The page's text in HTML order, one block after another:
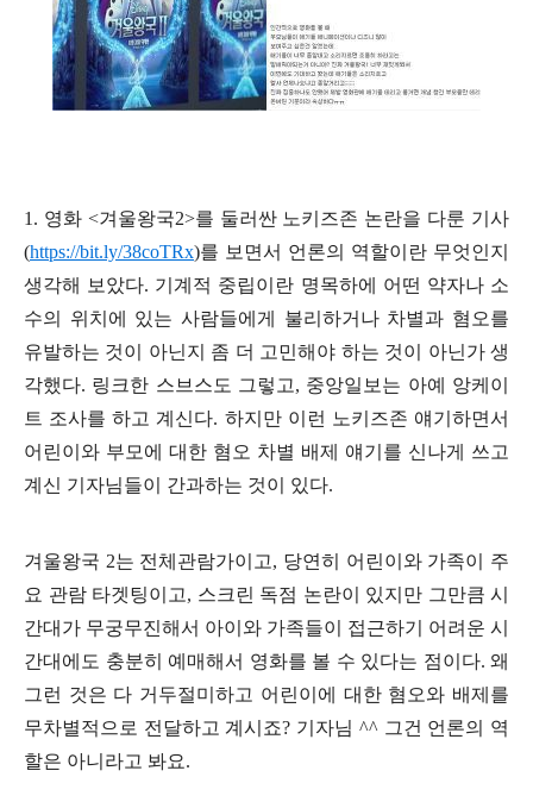
1. 영화 <겨울왕국2>를 둘러싼 노키즈존 논란을 다룬 기사
(https://bit.ly/38coTRx)를 보면서 언론의 역할이란 무엇인지
생각해 보았다. 기계적 중립이란 명목하에 어떤 약자나 소
수의 위치에 있는 사람들에게 불리하거나 차별과 혐오를
유발하는 것이 아닌지 좀 더 고민해야 하는 것이 아닌가 생
각했다. 링크한 스브스도 그렇고, 중앙일보는 아예 앙케이
트 조사를 하고 계신다. 하지만 이런 노키즈존 얘기하면서
어린이와 부모에 대한 혐오 차별 배제 얘기를 신나게 쓰고
계신 기자님들이 간과하는 것이 있다.
겨울왕국 2는 전체관람가이고, 당연히 어린이와 가족이 주
요 관람 타겟팅이고, 스크린 독점 논란이 있지만 그만큼 시
간대가 무궁무진해서 아이와 가족들이 접근하기 어려운 시
간대에도 충분히 예매해서 영화를 볼 수 있다는 점이다. 왜
그런 것은 다 거두절미하고 어린이에 대한 혐오와 배제를
무차별적으로 전달하고 계시죠? 기자님 ^^ 그건 언론의 역
할은 아니라고 봐요.